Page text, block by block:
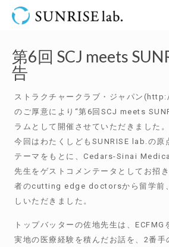
第6回 SCJ meets
告
ストラクチャークラブ・ジャパン
のご厚意により“第6回SCJ meets
ラムとして開催させていただきました。
今回はわたくしどもSUNRISE lab.の原
テーマをもとに、Cedars-Sinai
先生をゲストコメンテータとしてお招
者のcutting edge doctorsから留学前
しいただきました。
トップバッターの佐地先生は、ECFMG
実地の医療経験を積んだお話を、2番手